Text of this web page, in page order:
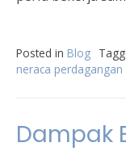
Posted in Blog
neraca perdagangan
Dampak